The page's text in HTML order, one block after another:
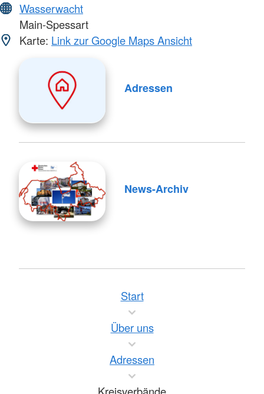
Wasserwacht
Main-Spessart
Karte: Link zur Google Maps Ansicht
Adressen
News-Archiv
Start
Über uns
Adressen